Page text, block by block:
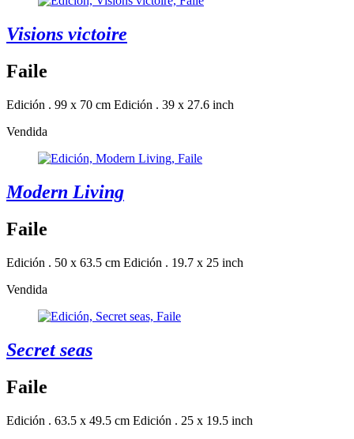
Visions victoire
Faile
Edición . 99 x 70 cm Edición . 39 x 27.6 inch
Vendida
Modern Living
Faile
Edición . 50 x 63.5 cm Edición . 19.7 x 25 inch
Vendida
Secret seas
Faile
Edición . 63.5 x 49.5 cm Edición . 25 x 19.5 inch